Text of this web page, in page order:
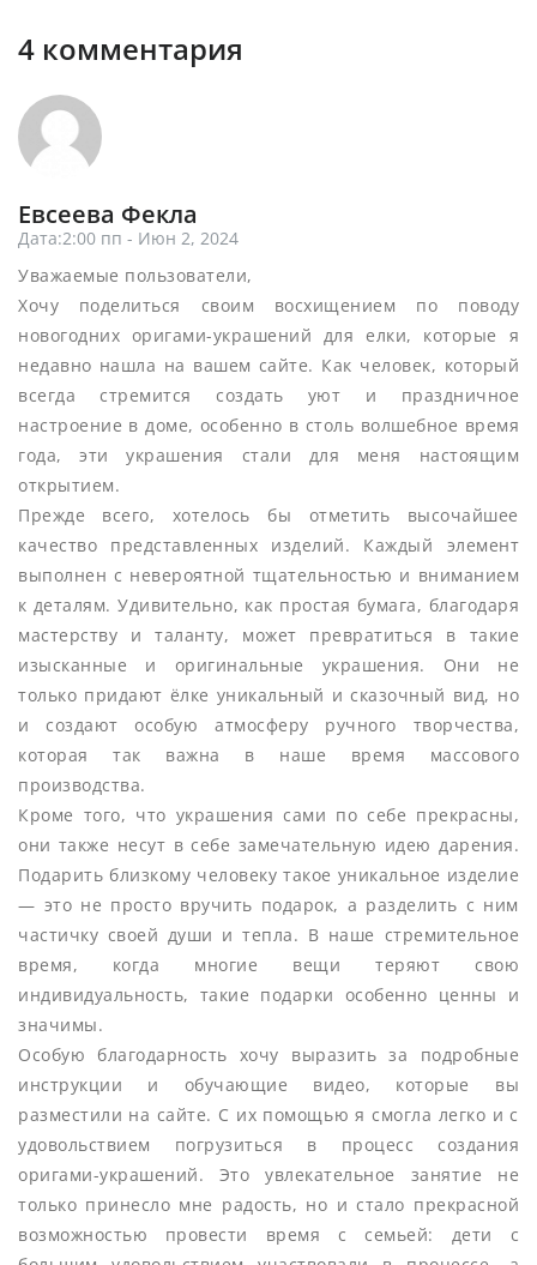
4 комментария
Евсеева Фекла
Дата:2:00 пп - Июн 2, 2024
Уважаемые пользователи,
Хочу поделиться своим восхищением по поводу
новогодних оригами-украшений для елки, которые я
недавно нашла на вашем сайте. Как человек, который
всегда стремится создать уют и праздничное
настроение в доме, особенно в столь волшебное время
года, эти украшения стали для меня настоящим
открытием.
Прежде всего, хотелось бы отметить высочайшее
качество представленных изделий. Каждый элемент
выполнен с невероятной тщательностью и вниманием
к деталям. Удивительно, как простая бумага, благодаря
мастерству и таланту, может превратиться в такие
изысканные и оригинальные украшения. Они не
только придают ёлке уникальный и сказочный вид, но
и создают особую атмосферу ручного творчества,
которая так важна в наше время массового
производства.
Кроме того, что украшения сами по себе прекрасны,
они также несут в себе замечательную идею дарения.
Подарить близкому человеку такое уникальное изделие
— это не просто вручить подарок, а разделить с ним
частичку своей души и тепла. В наше стремительное
время, когда многие вещи теряют свою
индивидуальность, такие подарки особенно ценны и
значимы.
Особую благодарность хочу выразить за подробные
инструкции и обучающие видео, которые вы
разместили на сайте. С их помощью я смогла легко и с
удовольствием погрузиться в процесс создания
оригами-украшений. Это увлекательное занятие не
только принесло мне радость, но и стало прекрасной
возможностью провести время с семьей: дети с